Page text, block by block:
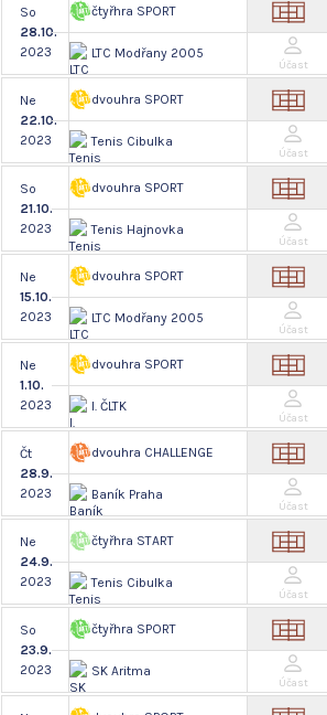
So
28.10.
2023
čtyřhra SPORT
LTC Modřany 2005
Účast
Ne
22.10.
2023
dvouhra SPORT
Tenis Cibulka
Účast
So
21.10.
2023
dvouhra SPORT
Tenis Hajnovka
Účast
Ne
15.10.
2023
dvouhra SPORT
LTC Modřany 2005
Účast
Ne
1.10.
2023
dvouhra SPORT
I. ČLTK
Účast
Čt
28.9.
2023
dvouhra CHALLENGE
Baník Praha
Účast
Ne
24.9.
2023
čtyřhra START
Tenis Cibulka
Účast
So
23.9.
2023
čtyřhra SPORT
SK Aritma
Účast